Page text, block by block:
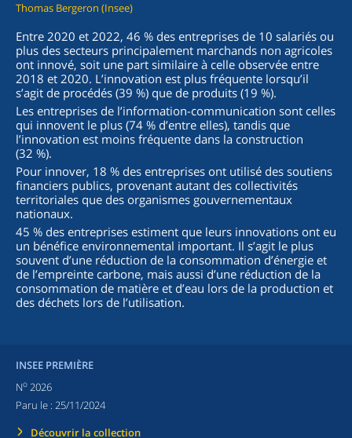
Thomas Bergeron (Insee)
Entre 2020 et 2022, 46 % des entreprises de 10 salariés ou
plus des secteurs principalement marchands non agricoles
ont innové, soit une part similaire à celle observée entre
2018 et 2020. L’innovation est plus fréquente lorsqu’il
s’agit de procédés (39 %) que de produits (19 %).
Les entreprises de l’information-communication sont celles
qui innovent le plus (74 % d’entre elles), tandis que
l’innovation est moins fréquente dans la construction
(32 %).
Pour innover, 18 % des entreprises ont utilisé des soutiens
financiers publics, provenant autant des collectivités
territoriales que des organismes gouvernementaux
nationaux.
45 % des entreprises estiment que leurs innovations ont eu
un bénéfice environnemental important. Il s’agit le plus
souvent d’une réduction de la consommation d’énergie et
de l’empreinte carbone, mais aussi d’une réduction de la
consommation de matière et d’eau lors de la production et
des déchets lors de l’utilisation.
INSEE PREMIÈRE
No 2026
Paru le : 25/11/2024
Découvrir la collection